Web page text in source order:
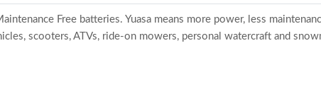
Free batteries. Yuasa means more power, less
scooters, ATVs, ride-on mowers, personal watercraft and